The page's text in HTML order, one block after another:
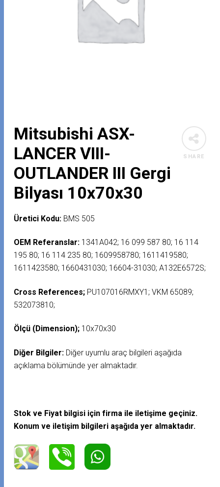
SHARE
Mitsubishi ASX-
LANCER VIII-
OUTLANDER III Gergi
Bilyası 10x70x30
Üretici Kodu: BMS 505
OEM Referanslar: 1341A042; 16 099 587 80; 16 114
195 80; 16 114 235 80; 1609958780; 1611419580;
1611423580; 1660431030; 16604-31030; A132E6572S;
Cross References; PU107016RMXY1; VKM 65089;
532073810;
Ölçü (Dimension); 10x70x30
Diğer Bilgiler: Diğer uyumlu araç bilgileri aşağıda
açıklama bölümünde yer almaktadır.
Stok ve Fiyat bilgisi için firma ile iletişime geçiniz.
Konum ve iletişim bilgileri aşağıda yer almaktadır.